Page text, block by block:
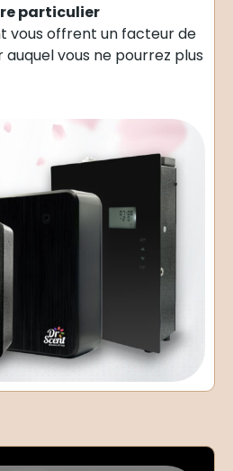
particulier
vous offrent un facteur de
vous ne pourrez plus